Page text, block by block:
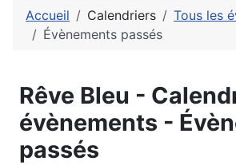
Accueil Calendriers
Tous les
Évènements passés
Rêve Bleu -
évènements -
passés